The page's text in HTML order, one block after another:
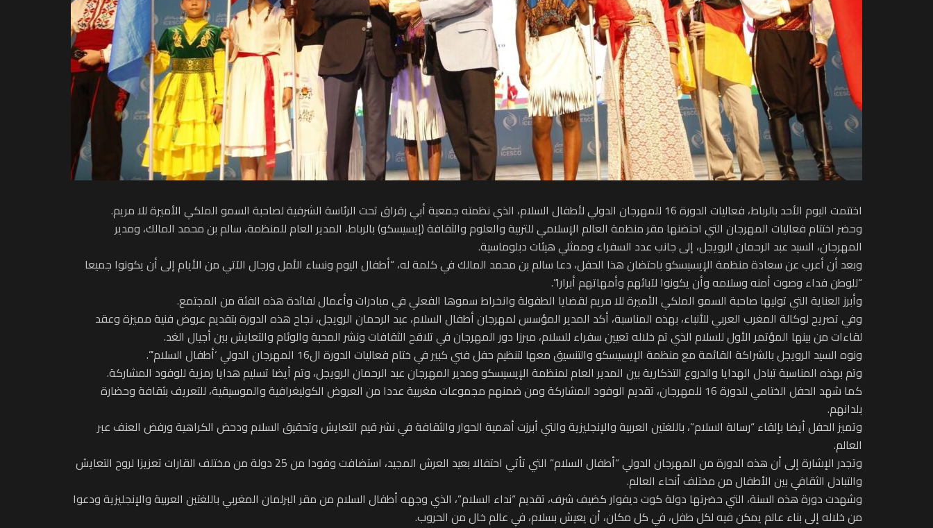
اختتمت اليوم الأحد بالرباط، فعاليات الدورة 16 للمهرجان الدولي لأطفال السلام، الذي نظمته جمعية أبي رقراق تحت الرئاسة الشرفية لصاحبة السمو الملكي الأميرة للا مريم.
وحضر اختتام فعاليات المهرجان التي احتضنها مقر منظمة العالم الإسلامي للتربية والعلوم والثقافة (إيسيسكو) بالرباط، المدير العام للمنظمة، سالم بن محمد المالك، ومدير
المهرجان، السيد عبد الرحمان الرويجل، إلى جانب عدد السفراء وممثلي هيئات دبلوماسية.
وبعد أن أعرب عن سعادة منظمة الإيسيسكو باحتضان هذا الحفل، دعا سالم بن محمد المالك في كلمة له، “أطفال اليوم ونساء الأمل ورجال الآتي من الأيام إلى أن يكونوا جميعا
“للوطن فداء وصوت أمنه وسلامه وأن يكونوا لآبائهم وأمهاتهم أبرارا”.
وأبرز العناية التي توليها صاحبة السمو الملكي الأميرة للا مريم لقضايا الطفولة وانخراط سموها الفعلي في مبادرات وأعمال لفائدة هذه الفئة من المجتمع.
وفي تصريح لوكالة المغرب العربي للأنباء، بهذه المناسبة، أكد المدير المؤسس لمهرجان أطفال السلام، عبد الرحمان الرويجل، نجاح هذه الدورة بتقديم عروض فنية مميزة وعقد
لقاءات من بينها المؤتمر الأول للسلام الذي تم خلاله تعيين سفراء للسلام، مبرزا دور المهرجان في تلاقح الثقافات ونشر المحبة والوئام والتعايش بين أجيال الغد.
ونوه السيد الرويجل بالشراكة القائمة مع منظمة الإيسيسكو والتنسيق معها لتنظيم حفل فني كبير في ختام فعاليات الدورة ال16 المهرجان الدولي ‘أطفال السلام’”.
وتم بهذه المناسبة تبادل الهدايا والدروع التذكارية بين المدير العام لمنظمة الإيسيسكو ومدير المهرجان عبد الرحمان الرويجل، وتم أيضا تسليم هدايا رمزية للوفود المشاركة.
كما شهد الحفل الختامي للدورة 16 للمهرجان، تقديم الوفود المشاركة ومن ضمنهم مجموعات مغربية عددا من العروض الكوليغرافية والموسيقية، للتعريف بثقافة وحضارة
بلدانهم.
وتميز الحفل أيضا بإلقاء “رسالة السلام”، باللغتين العربية والإنجليزية والتي أبرزت أهمية الحوار والثقافة في نشر قيم التعايش وتحقيق السلام ودحض الكراهية ورفض العنف عبر
العالم.
وتجدر الإشارة إلى أن هذه الدورة من المهرجان الدولي “أطفال السلام” التي تأتي احتفالا بعيد العرش المجيد، استضافت وفودا من 25 دولة من مختلف القارات تعزيزا لروح التعايش
والتبادل الثقافي بين الأطفال من مختلف أنحاء العالم.
وشهدت دورة هذه السنة، التي حضرتها دولة كوت ديفوار كضيف شرف، تقديم “نداء السلام”، الذي وجهه أطفال السلام من مقر البرلمان المغربي باللغتين العربية والإنجليزية ودعوا
من خلاله إلى بناء عالم يمكن فيه لكل طفل، في كل مكان، أن يعيش بسلام، في عالم خال من الحروب.